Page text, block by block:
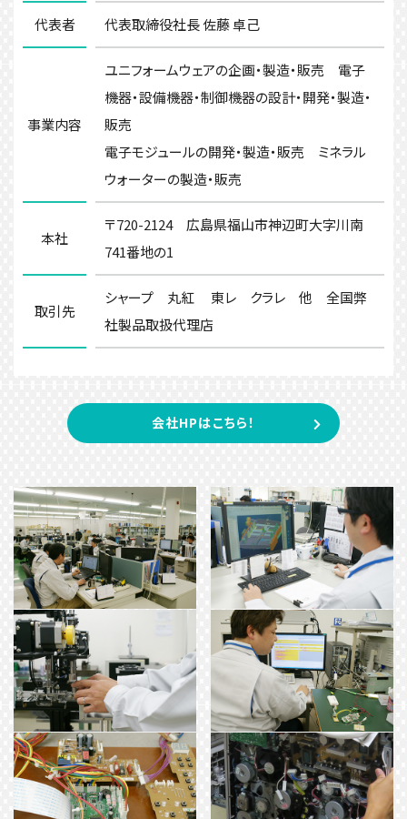
代表者 代表取締役社長 佐藤 卓己
事業内容
ユニフォームウェアの企画・製造・販売 電子
機器・設備機器・制御機器の設計・開発・製造・
販売
電子モジュールの開発・製造・販売 ミネラル
ウォーターの製造・販売
本社
〒720-2124 広島県福山市神辺町大字川南
741番地の1
取引先
シャープ 丸紅 東レ クラレ 他 全国弊
社製品取扱代理店
会社HPはこちら！